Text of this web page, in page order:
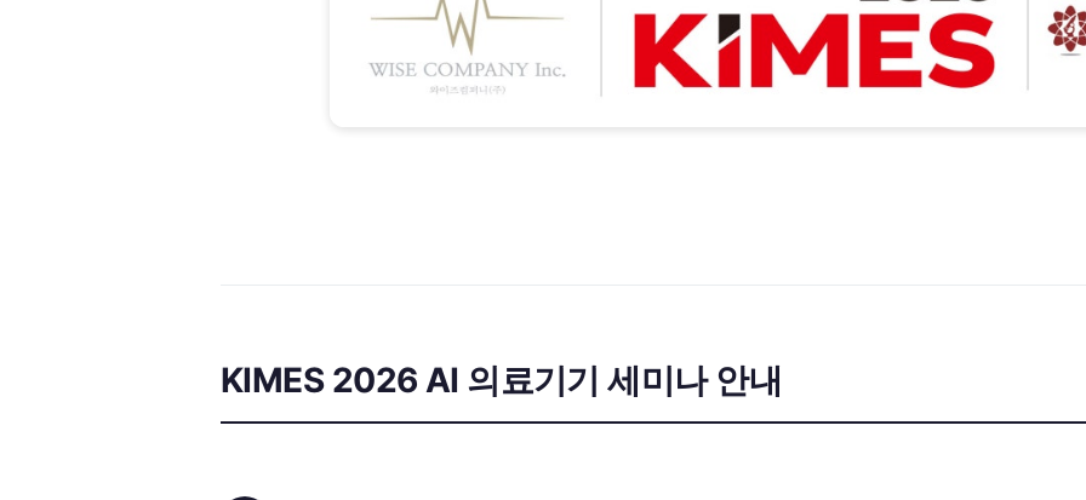
KIMES 2026 AI 의료기기 세미나 안내